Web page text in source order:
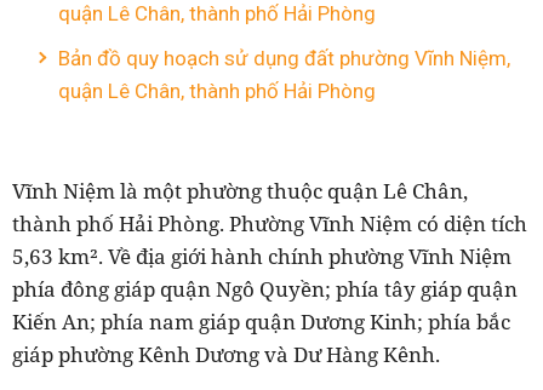
quận Lê Chân, thành phố Hải Phòng
Bản đồ quy hoạch sử dụng đất phường Vĩnh Niệm,
quận Lê Chân, thành phố Hải Phòng
Vĩnh Niệm là một phường thuộc quận Lê Chân,
thành phố Hải Phòng. Phường Vĩnh Niệm có diện tích
5,63 km². Về địa giới hành chính phường Vĩnh Niệm
phía đông giáp quận Ngô Quyền; phía tây giáp quận
Kiến An; phía nam giáp quận Dương Kinh; phía bắc
giáp phường Kênh Dương và Dư Hàng Kênh.